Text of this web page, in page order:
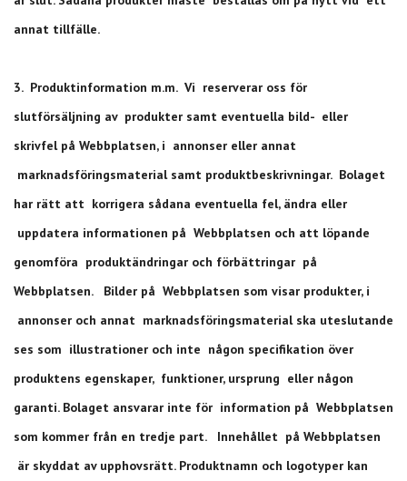
annat tillfälle.
3. Produktinformation m.m. Vi reserverar oss för
slutförsäljning av produkter samt eventuella bild- eller
skrivfel på Webbplatsen, i annonser eller annat
marknadsföringsmaterial samt produktbeskrivningar. Bolaget
har rätt att korrigera sådana eventuella fel, ändra eller
uppdatera informationen på Webbplatsen och att löpande
genomföra produktändringar och förbättringar på
Webbplatsen. Bilder på Webbplatsen som visar produkter, i
annonser och annat marknadsföringsmaterial ska uteslutande
ses som illustrationer och inte någon specifikation över
produktens egenskaper, funktioner, ursprung eller någon
garanti. Bolaget ansvarar inte för information på Webbplatsen
som kommer från en tredje part. Innehållet på Webbplatsen
är skyddat av upphovsrätt. Produktnamn och logotyper kan